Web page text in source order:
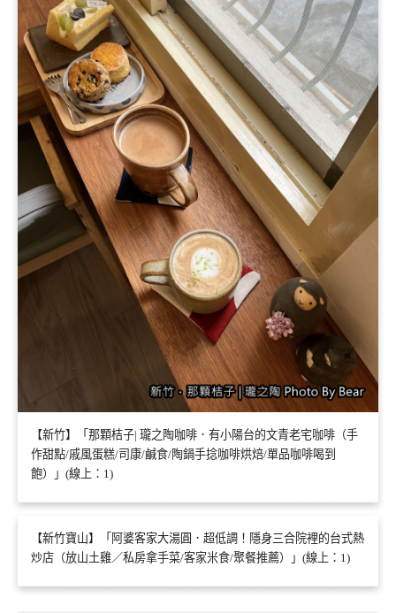
【新竹】「那顆桔子| 瓏之陶咖啡．有小陽台的文青老宅咖啡（手
作甜點/戚風蛋糕/司康/鹹食/陶鍋手捻咖啡烘焙/單品咖啡喝到
飽）」(線上：1)
【新竹寶山】「阿婆客家大湯圓．超低調！隱身三合院裡的台式熱
炒店（放山土雞／私房拿手菜/客家米食/聚餐推薦）」(線上：1)